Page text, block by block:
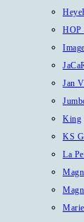
Heye
HOP
Jan
King
KS
La